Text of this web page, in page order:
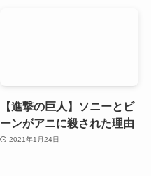
【進撃の巨人】ソニーとビ
ーンがアニに殺された理由
2021年1月24日